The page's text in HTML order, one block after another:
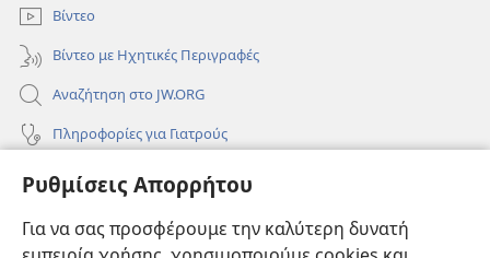
Ρυθμίσεις Απορρήτου
Για να σας προσφέρουμε την καλύτερη δυνατή
Βίντεο
Βίντεο με Ηχητικές Περιγραφές
Αναζήτηση στο JW.ORG
Πληροφορίες για Γιατρούς
Πληροφορίες για Επίσημους Φορείς και ΜΜΕ